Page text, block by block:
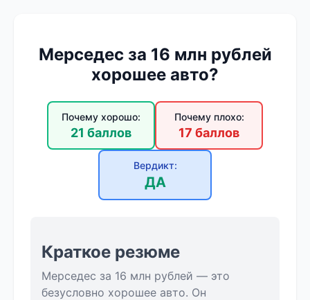
Мерседес за 16 млн рублей
хорошее авто?
Почему хорошо:
21 баллов
Почему плохо:
17 баллов
Вердикт:
ДА
Краткое резюме
Мерседес за 16 млн рублей — это
безусловно хорошее авто. Он